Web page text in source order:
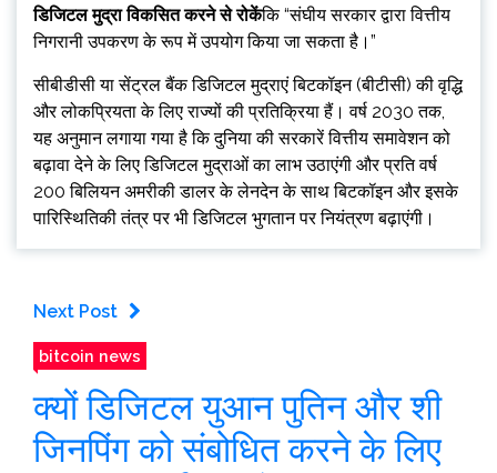
डिजिटल मुद्रा विकसित करने से रोकेंकि “संघीय सरकार द्वारा वित्तीय
निगरानी उपकरण के रूप में उपयोग किया जा सकता है।”
सीबीडीसी या सेंट्रल बैंक डिजिटल मुद्राएं बिटकॉइन (बीटीसी) की वृद्धि
और लोकप्रियता के लिए राज्यों की प्रतिक्रिया हैं। वर्ष 2030 तक,
यह अनुमान लगाया गया है कि दुनिया की सरकारें वित्तीय समावेशन को
बढ़ावा देने के लिए डिजिटल मुद्राओं का लाभ उठाएंगी और प्रति वर्ष
200 बिलियन अमरीकी डालर के लेनदेन के साथ बिटकॉइन और इसके
पारिस्थितिकी तंत्र पर भी डिजिटल भुगतान पर नियंत्रण बढ़ाएंगी।
Next Post
bitcoin news
क्यों डिजिटल युआन पुतिन और शी
जिनपिंग को संबोधित करने के लिए